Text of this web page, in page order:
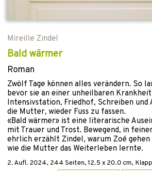
Mireille Zindel
Bald wärmer
Roman
Zwölf Tage können alles verändern. So
bevor sie an einer unheilbaren
Intensivstation, Friedhof, Schreiben und
die Mutter, wieder Fuss zu fassen.
«Bald wärmer» ist eine literarische
mit Trauer und Trost. Bewegend, in
ehrlich erzählt Zindel, warum Zoé gehen
wie die Mutter das Weiterleben lernte.
2. Aufl. 2024, 244 Seiten, 12.5 x 20.0 cm,